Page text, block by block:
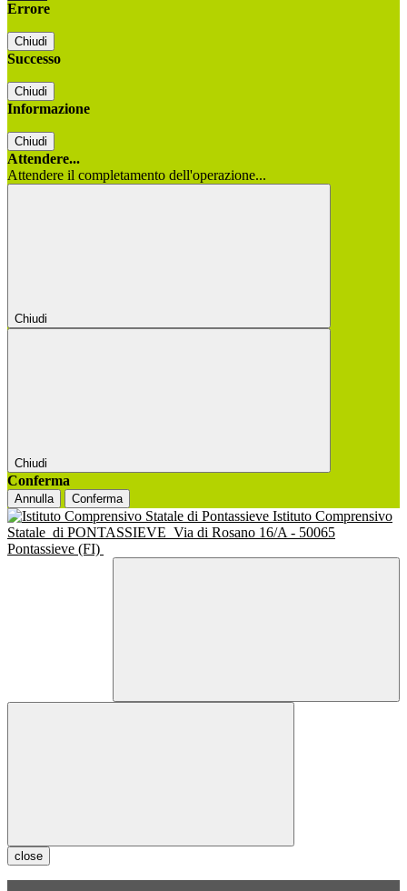
Errore
Chiudi
Successo
Chiudi
Informazione
Chiudi
Attendere...
Attendere il completamento dell'operazione...
Chiudi
Chiudi
Conferma
Annulla Conferma
Istituto Comprensivo
Statale di PONTASSIEVE Via di Rosano 16/A - 50065
Pontassieve (FI)
close